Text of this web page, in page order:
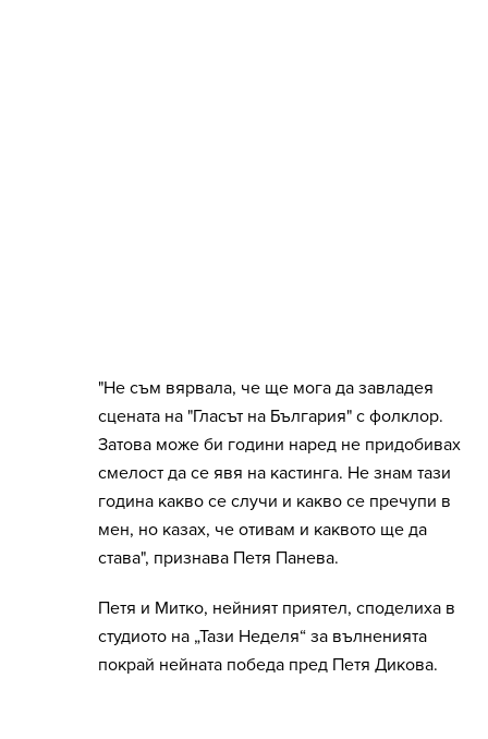
"Не съм вярвала, че ще мога да завладея
сцената на "Гласът на България" с фолклор.
Затова може би години наред не придобивах
смелост да се явя на кастинга. Не знам тази
година какво се случи и какво се пречупи в
мен, но казах, че отивам и каквото ще да
става", признава Петя Панева.
Петя и Митко, нейният приятел, споделиха в
студиото на „Тази Неделя“ за вълненията
покрай нейната победа пред Петя Дикова.